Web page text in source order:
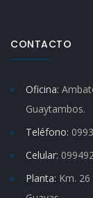
CONTACTO
Oficina:
Guaytambos.
Teléfono:
Celular:
Planta: Km.